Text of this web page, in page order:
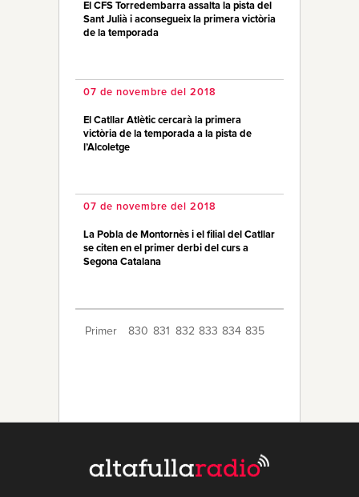
El CFS Torredembarra assalta la pista del
Sant Julià i aconsegueix la primera victòria
de la temporada
07 de novembre del 2018
El Catllar Atlètic cercarà la primera
victòria de la temporada a la pista de
l’Alcoletge
07 de novembre del 2018
La Pobla de Montornès i el filial del Catllar
se citen en el primer derbi del curs a
Segona Catalana
Primer 830 831 832 833 834 835
844 845 846 847 848 Últim